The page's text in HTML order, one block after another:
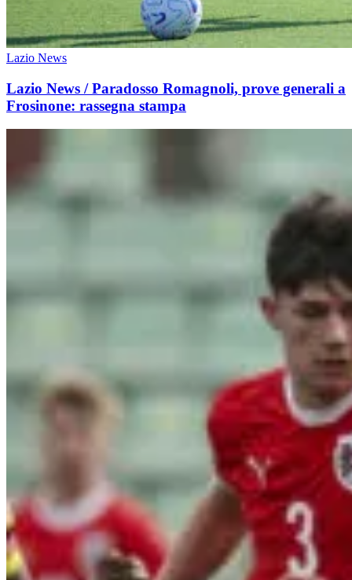
Lazio News
Lazio News / Paradosso Romagnoli, prove generali a
Frosinone: rassegna stampa